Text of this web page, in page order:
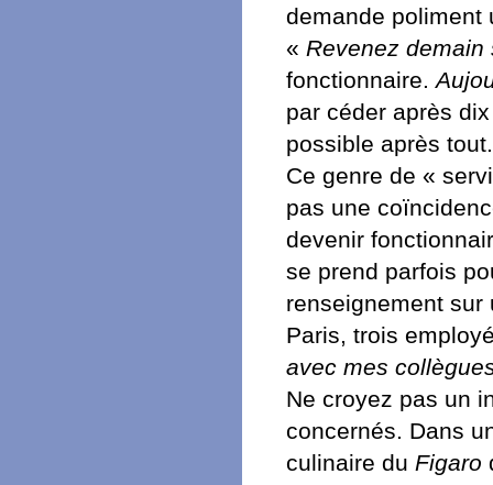
demande poliment
« Revenez
fonctionnaire.
par céder après
possible après tout.
Ce genre de «
pas une
devenir
se prend parfois
renseignement sur
Paris, trois
avec mes
Ne croyez pas un
concernés. Dans
culinaire du Figaro